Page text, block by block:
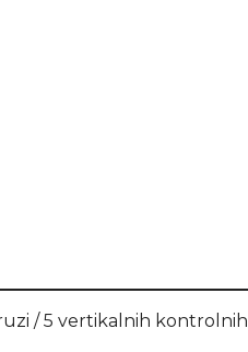
/ 5 vertikalnih kontrolnih